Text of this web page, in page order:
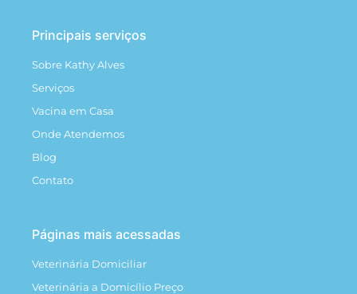
Principais serviços
Sobre Kathy Alves
Serviços
Vacina em Casa
Onde Atendemos
Blog
Contato
Páginas mais acessadas
Veterinária Domiciliar
Veterinária a Domicílio Preço